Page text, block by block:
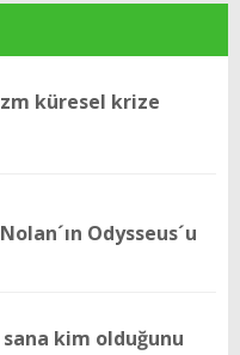
küresel krize
Odysseus´u
kim olduğunu